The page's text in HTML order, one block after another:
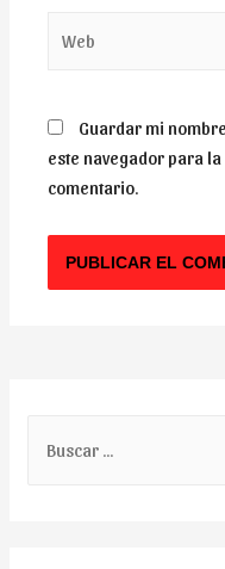
Guardar mi
este navegador para
comentario.